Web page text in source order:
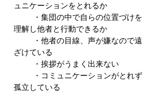
ュニケーションをとれるか
理解し他者と行動できるか
ざけている
	・挨拶がうまく出来ない
孤立している